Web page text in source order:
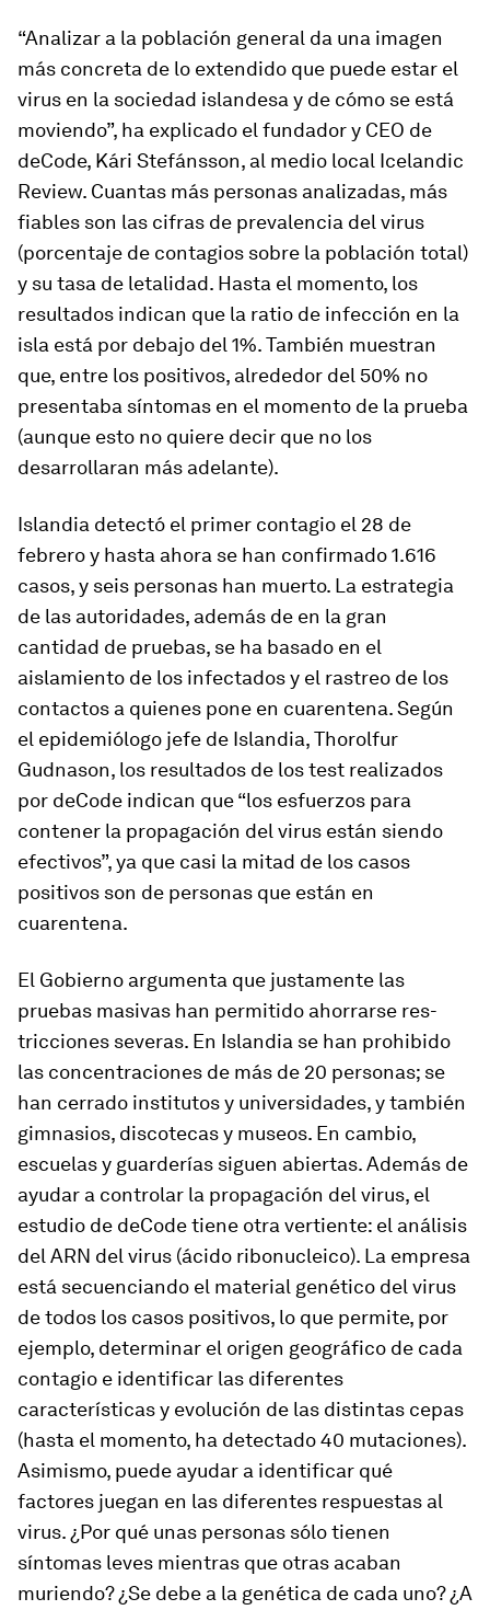
“Analizar a la población general da una imagen
más concreta de lo extendido que puede estar el
virus en la sociedad islandesa y de cómo se está
moviendo”, ha explicado el fundador y CEO de
deCode, Kári Stefánsson, al medio local Icelandic
Review. Cuantas más personas analizadas, más
fiables son las cifras de prevalencia del virus
(porcentaje de contagios sobre la población total)
y su tasa de letalidad. Hasta el momento, los
resultados indican que la ratio de infección en la
isla está por debajo del 1%. También muestran
que, entre los positivos, alrededor del 50% no
presentaba síntomas en el momento de la prueba
(aunque esto no quiere decir que no los
desarrollaran más adelante).
Islandia detectó el primer contagio el 28 de
febrero y hasta ahora se han confirmado 1.616
casos, y seis personas han muerto. La estrategia
de las autoridades, además de en la gran
cantidad de pruebas, se ha basado en el
aislamiento de los infectados y el rastreo de los
contactos a quienes pone en cuarentena. Según
el epidemiólogo jefe de Islandia, Thorolfur
Gudnason, los resultados de los test realizados
por deCode indican que “los esfuerzos para
contener la propagación del virus están siendo
efectivos”, ya que casi la mitad de los casos
positivos son de personas que están en
cuarentena.
El Gobierno argumenta que justamente las
pruebas masivas han permitido ahorrarse res­
tricciones severas. En Islandia se han prohibido
las concentraciones de más de 20 personas; se
han cerrado institutos y universidades, y también
gimnasios, discotecas y museos. En cambio,
escuelas y guarderías siguen abiertas. Además de
ayudar a controlar la propagación del virus, el
estudio de deCode tiene otra vertiente: el análisis
del ARN del virus (ácido ribonucleico). La empresa
está secuenciando el material genético del virus
de todos los casos positivos, lo que permite, por
ejemplo, determinar el origen geográfico de cada
contagio e identificar las diferentes
características y evolución de las distintas cepas
(hasta el momento, ha detectado 40 mutaciones).
Asimismo, puede ayudar a identificar qué
factores juegan en las diferentes respuestas al
virus. ¿Por qué unas personas sólo tienen
síntomas leves mientras que otras acaban
muriendo? ¿Se debe a la genética de cada uno? ¿A